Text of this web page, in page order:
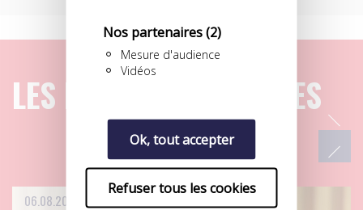
Nos partenaires(2)
Mesure d'audience
Vidéos
Ok, tout accepter
Refuser tous les cookies
LES DERNIERS ARTICLES
06.08.2026